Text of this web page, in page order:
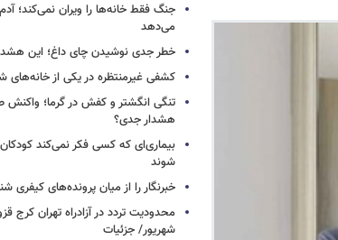
جنگ فقط خانه‌ها را ویران نمی‌کند؛
می‌دهد
خطر جدی نوشیدن چای داغ؛ این
کشفی غیرمنتظره در یکی از خانه‌های
تنگی انگشتر و کفش در گرما؛ واکنش
هشدار جدی؟
بیماری‌ای که کسی فکر نمی‌کند کودکان
شوند
خبرنگار را از میان پرونده‌های کیفری
شهریور/ جزئیات